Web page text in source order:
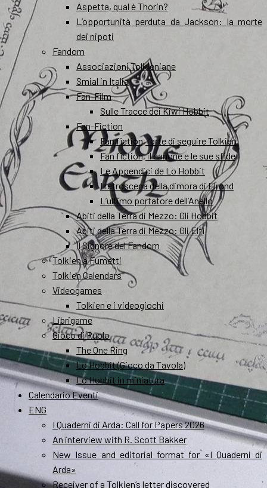
Aspetta, qual è Thorin?
L’opportunità perduta da Jackson: la morte
dei nipoti
Fandom
Associazioni Tolkieniane
Smial in Italia
Fan-Film
Sulle Tracce dei Kiwi Hobbit
Fan-Fiction
Fan fiction, l’arte di seguire Tolkien
Fan fiction, il canone e le sue sfide
Le Appendici de Lo Hobbit
I retroscena della dimora di Elrond
L’ultimo portatore dell’Anello
Abiti della Terra di Mezzo: Gli Hobbit
Abiti della Terra di Mezzo: Gli Elfi
Il Signore del Fandom
Tolkien a Fumetti
Tolkien Calendars
Videogames
Tolkien e i videogiochi
Librigame
Gioco di Ruolo
The One Ring
Lo Hobbit (Gioco da Tavola)
Lo Hobbit in miniatura
Calendario Eventi
ENG
I Quaderni di Arda: Call for Papers 2026
An interview with R. Scott Bakker
New Issue and editorial format for «I Quaderni di
Arda»
Receiver of a Tolkien’s letter discovered